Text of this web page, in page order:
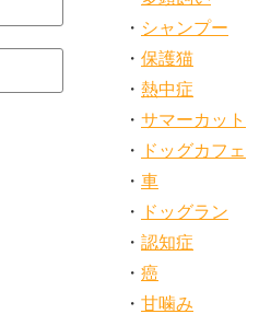
シャンプー
保護猫
熱中症
サマーカット
ドッグカフェ
車
ドッグラン
認知症
癌
甘噛み